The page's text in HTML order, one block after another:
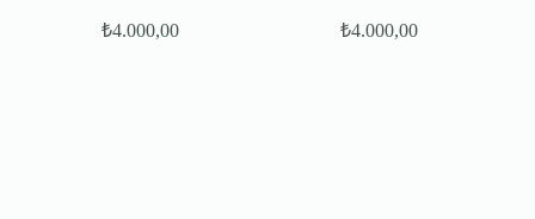
₺4.000,00 ₺4.000,00